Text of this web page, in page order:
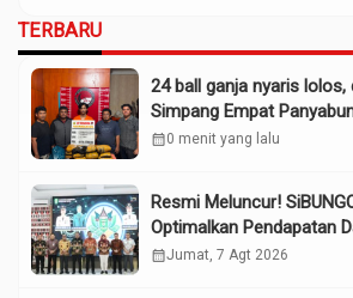
TERBARU
24 ball ganja nyaris lolos,
Simpang Empat
calendar_month0 menit yang lalu
Resmi Meluncur!
Optimalkan Pendapatan
calendar_monthJumat, 7 Agt 2026